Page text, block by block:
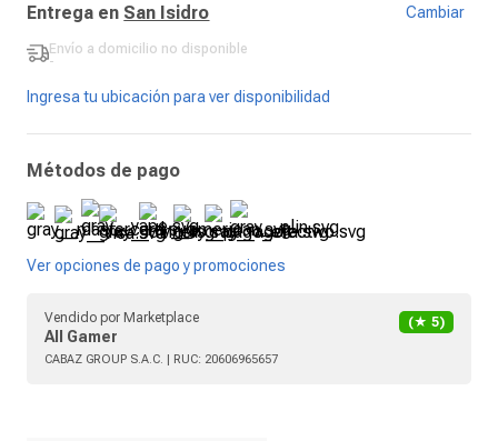
Entrega en San Isidro Cambiar
Envío a domicilio no disponible
-
Ingresa tu ubicación para ver disponibilidad
Métodos de pago
Ver opciones de pago y promociones
Vendido por Marketplace
All Gamer
(★ 5)
CABAZ GROUP S.A.C. | RUC: 20606965657